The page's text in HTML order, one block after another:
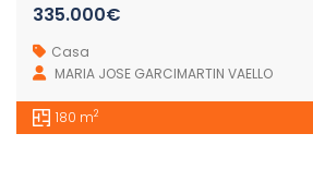
335.000€
Casa
MARIA JOSE GARCIMARTIN VAELLO
180 m2